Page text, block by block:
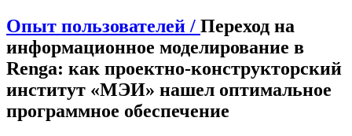
Опыт пользователей / Переход на
информационное моделирование в
Renga: как проектно-конструкторский
институт «МЭИ» нашел оптимальное
программное обеспечение